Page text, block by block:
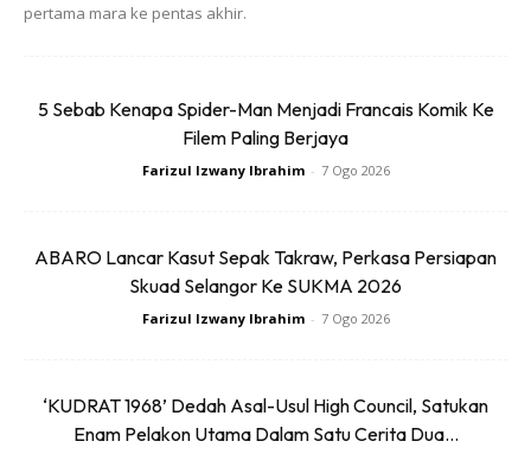
BMW M3 Competition Sedan with M xDrive
silinder BMW M TwinPower Turbo, digandingkan dengan
transmisi M Steptronic lapan kelajuan berserta Drivelogic
dan sistem pacuan semua roda yang serba pintar.
mencecah 375 kW/510 kk serta puncak tork bernilai 650
pertama mara ke pentas akhir.
5 Sebab Kenapa Spider-Man Menjadi Francais Komik Ke
Filem Paling Berjaya
Farizul Izwany Ibrahim - 7 Ogo 2026
ABARO Lancar Kasut Sepak Takraw, Perkasa Persiapan
Skuad Selangor Ke SUKMA 2026
Farizul Izwany Ibrahim - 7 Ogo 2026
‘KUDRAT 1968’ Dedah Asal-Usul High Council, Satukan
Enam Pelakon Utama Dalam Satu Cerita Dua...